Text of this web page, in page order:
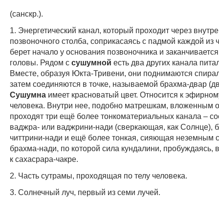
(санскр.).
1. Энергетический канал, который проходит через
позвоночного столба, соприкасаясь с падмой каждой из
берет начало у основания позвоночника и
головы. Рядом с сушумной есть два других канала
Вместе, образуя Юкта-Тривени, они поднимаются
затем соединяются в точке, называемой брахма-двар
Сушумна имеет красноватый цвет. Относится к
человека. Внутри нее, подобно матрешкам, вложенным
проходят три ещё более тонкоматериальных канала –
ваджра- или ваджрини-нади (сверкающая, как Солнце),
читтрини-нади и ещё более тонкая, сияющая неземным
брахма-нади, по которой сила кундалини, пробуждаясь,
к сахасрара-чакре.
2. Часть сутрамы, проходящая по телу человека.
3. Солнечный луч, первый из семи лучей.